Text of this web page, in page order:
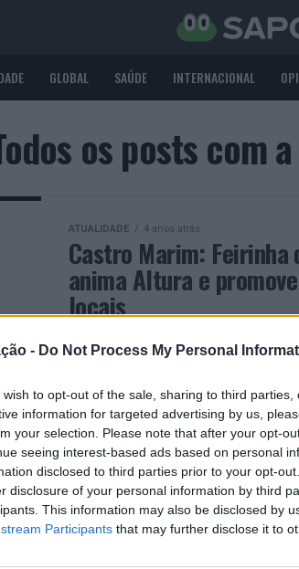
- Do Not Process My Personal
wish to opt-out of the sale, sharing to third
information for targeted advertising by us,
your selection. Please note that after your opt-
seeing interest-based ads based on personal
disclosed to third parties prior to your opt-
disclosure of your personal information by third
This information may also be disclosed by
Participants that may further disclose it to
GLOBAL SAÚDE INTERNACIONAL
os posts com
ATUALIDADE 4 anos atrás
Castro Marim: Feirinha
anima Altura e
locais
Altura recebeu, este fim de
Páscoa, um evento pensado